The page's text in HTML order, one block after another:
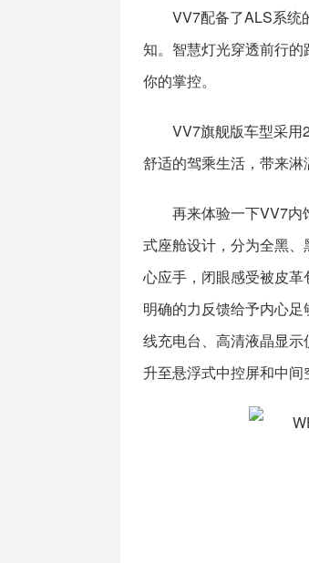
VV7配备了ALS系统
知。智慧灯光穿透前行
你的掌控。
VV7旗舰版车型采用
舒适的驾乘生活，带来淋
再来体验一下VV7内
式座舱设计，分为全黑
心应手，闭眼感受被皮
明确的力反馈给予内心
线充电台、高清液晶显
升至悬浮式中控屏和中间